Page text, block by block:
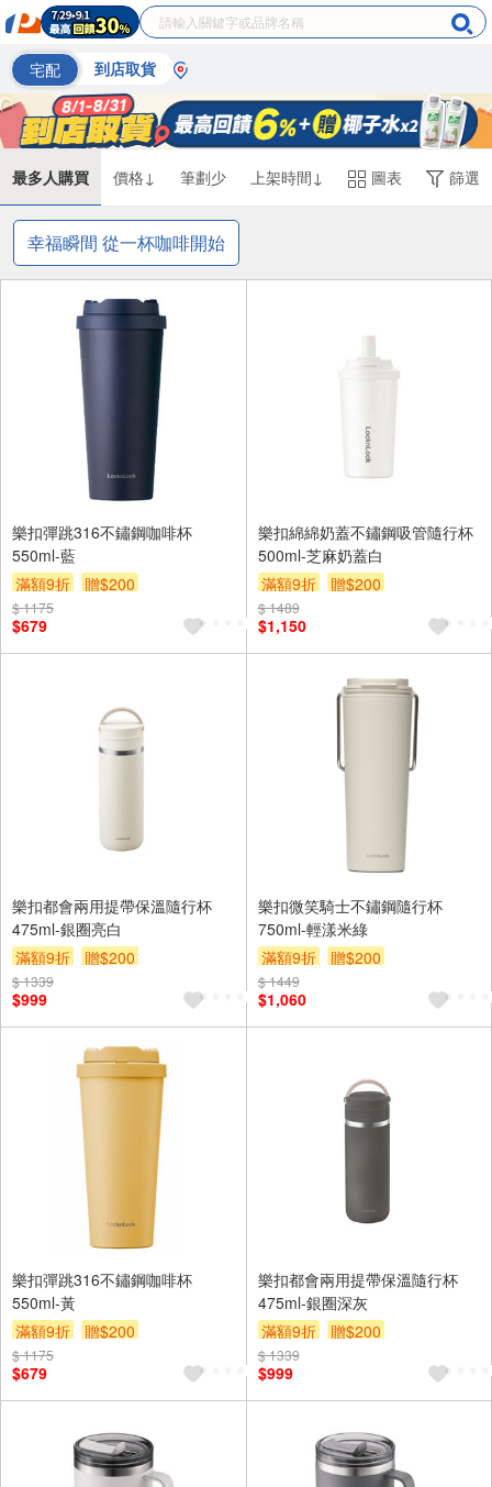
宅配 到店取貨
最多人購買 價格↓ 筆劃少 上架時間↓ 圖表 篩選
幸福瞬間 從一杯咖啡開始
樂扣彈跳316不鏽鋼咖啡杯
550ml-藍
滿額9折
贈$200
$ 1175
$679
樂扣綿綿奶蓋不鏽鋼吸管隨行杯
500ml-芝麻奶蓋白
滿額9折
贈$200
$ 1489
$1,150
樂扣都會兩用提帶保溫隨行杯
475ml-銀圈亮白
滿額9折
贈$200
$ 1339
$999
樂扣微笑騎士不鏽鋼隨行杯
750ml-輕漾米綠
滿額9折
贈$200
$ 1449
$1,060
樂扣彈跳316不鏽鋼咖啡杯
550ml-黃
滿額9折
贈$200
$ 1175
$679
樂扣都會兩用提帶保溫隨行杯
475ml-銀圈深灰
滿額9折
贈$200
$ 1339
$999